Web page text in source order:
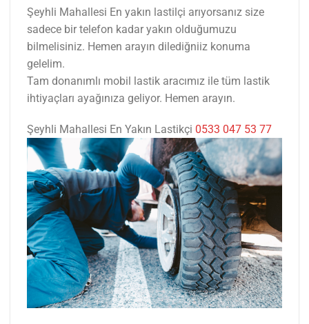
Şeyhli Mahallesi En yakın lastilçi arıyorsanız size
sadece bir telefon kadar yakın olduğumuzu
bilmelisiniz. Hemen arayın dilediğniiz konuma
gelelim.
Tam donanımlı mobil lastik aracımız ile tüm lastik
ihtiyaçları ayağınıza geliyor. Hemen arayın.
Şeyhli Mahallesi En Yakın Lastikçi 0533 047 53 77